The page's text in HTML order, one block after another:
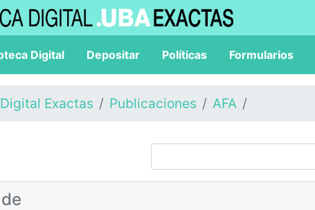
Digital Depositar Políticas Formularios
Exactas Publicaciones AFA